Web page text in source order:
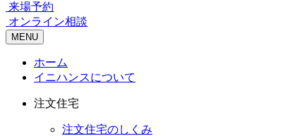
来場予約
オンライン相談
MENU
ホーム
イニハンスについて
注文住宅
注文住宅のしくみ